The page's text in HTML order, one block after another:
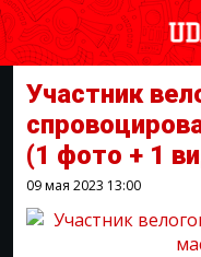
Участник
(1 фото + 1
09 мая 2023 13:00